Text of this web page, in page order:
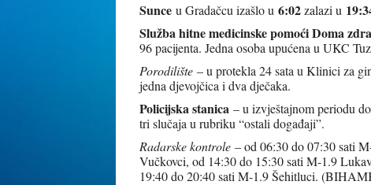
Sunce u Gradačcu izašlo u 6:02zalazi u
Služba hitne medicinske pomoći Doma
96 pacijenta. Jedna osoba upućena u UKC
Porodilište – u protekla 24 sata u Klinici za
jedna djevojčica i dva dječaka.
Policijska stanica – u izvještajnom periodu
tri slučaja u rubriku “ostali događaji”.
Radarske kontrole – od 06:30 do 07:30 sati
Vučkovci, od 14:30 do 15:30 sati M-1.9
19:40 do 20:40 sati M-1.9 Šehitluci.